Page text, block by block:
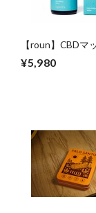
【roun】CBDマ
イル Sports
¥5,980